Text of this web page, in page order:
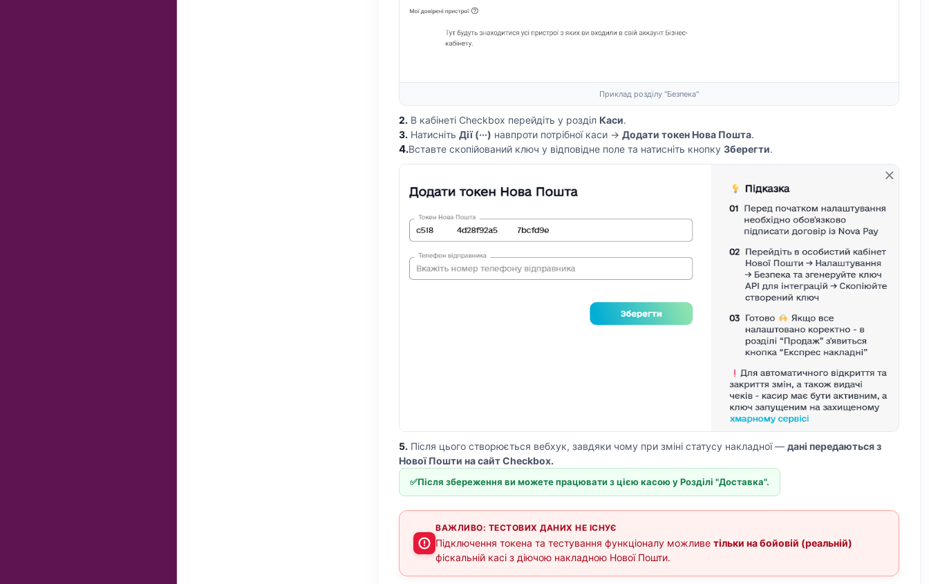
Приклад розділу "Безпека"
2. В кабінеті Checkbox перейдіть у розділ Каси.
3. Натисніть Дії (···) навпроти потрібної каси → Додати токен Нова Пошта.
4.Вставте скопійований ключ у відповідне поле та натисніть кнопку Зберегти.
5. Після цього створюється вебхук, завдяки чому при зміні статусу накладної — дані передаються з
Нової Пошти на сайт Checkbox.
✅Після збереження ви можете працювати з цією касою у Розділі "Доставка".
ВАЖЛИВО: ТЕСТОВИХ ДАНИХ НЕ ІСНУЄ
Підключення токена та тестування функціоналу можливе тільки на бойовій (реальній)
фіскальній касі з діючою накладною Нової Пошти.